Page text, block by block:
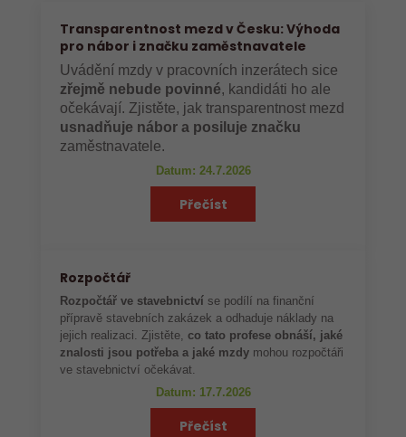
Transparentnost mezd v Česku: Výhoda
pro nábor i značku zaměstnavatele
Uvádění mzdy v pracovních inzerátech sice
zřejmě nebude povinné, kandidáti ho ale
očekávají. Zjistěte, jak transparentnost mezd
usnadňuje nábor a posiluje značku
zaměstnavatele.
Datum: 24.7.2026
Přečíst
Rozpočtář
Rozpočtář ve stavebnictví se podílí na finanční
přípravě stavebních zakázek a odhaduje náklady na
jejich realizaci. Zjistěte,co tato profese obnáší, jaké
znalosti jsou potřeba a jaké mzdy mohou rozpočtáři
ve stavebnictví očekávat.
Datum: 17.7.2026
Přečíst